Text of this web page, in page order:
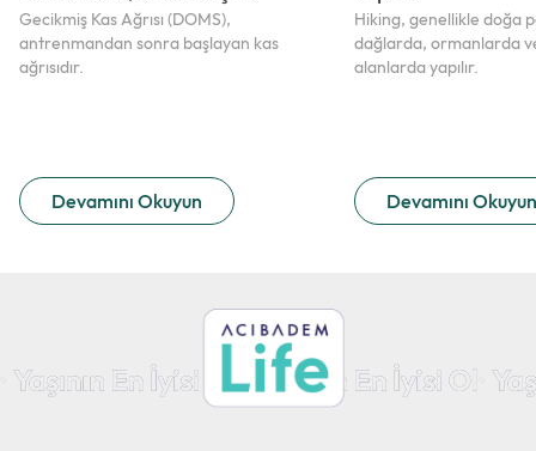
Devamını Okuyun
Gecikmiş Kas Ağrısı (DOMS),
antrenmandan sonra başlayan kas
ağrısıdır.
Devamını Okuyun
Hiking, genellikle doğa
dağlarda, ormanlarda
alanlarda yapılır.